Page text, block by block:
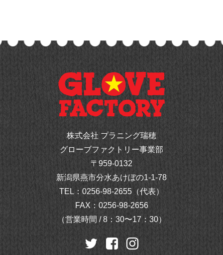
株式会社 プラニング瑞穂
グローブファクトリー事業部
〒959-0132
新潟県燕市分水あけぼの1-1-78
TEL： 0256-98-2655（代表）
FAX：0256-98-2656
（営業時間 / 8：30〜17：30）